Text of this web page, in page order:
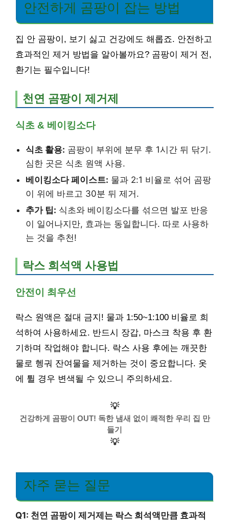
안전하게 곰팡이 잡는 방법
집 안 곰팡이, 보기 싫고 건강에도 해롭죠. 안전하고
효과적인 제거 방법을 알아볼까요? 곰팡이 제거 전,
환기는 필수입니다!
천연 곰팡이 제거제
식초 & 베이킹소다
식초 활용: 곰팡이 부위에 분무 후 1시간 뒤 닦기.
심한 곳은 식초 원액 사용.
베이킹소다 페이스트: 물과 2:1 비율로 섞어 곰팡
이 위에 바르고 30분 뒤 제거.
추가 팁: 식초와 베이킹소다를 섞으면 발포 반응
이 일어나지만, 효과는 동일합니다. 따로 사용하
는 것을 추천!
락스 희석액 사용법
안전이 최우선
락스 원액은 절대 금지! 물과 1:50~1:100 비율로 희
석하여 사용하세요. 반드시 장갑, 마스크 착용 후 환
기하며 작업해야 합니다. 락스 사용 후에는 깨끗한
물로 헹궈 잔여물을 제거하는 것이 중요합니다. 옷
에 튈 경우 변색될 수 있으니 주의하세요.
💡
건강하게 곰팡이 OUT! 독한 냄새 없이 쾌적한 우리 집 만
들기
💡
자주 묻는 질문
Q1: 천연 곰팡이 제거제는 락스 희석액만큼 효과적